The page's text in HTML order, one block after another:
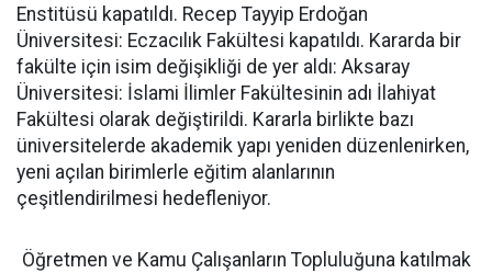
Enstitüsü kapatıldı. Recep Tayyip Erdoğan
Üniversitesi: Eczacılık Fakültesi kapatıldı. Kararda bir
fakülte için isim değişikliği de yer aldı: Aksaray
Üniversitesi: İslami İlimler Fakültesinin adı İlahiyat
Fakültesi olarak değiştirildi. Kararla birlikte bazı
üniversitelerde akademik yapı yeniden düzenlenirken,
yeni açılan birimlerle eğitim alanlarının
çeşitlendirilmesi hedefleniyor.
Öğretmen ve Kamu Çalışanların Topluluğuna katılmak